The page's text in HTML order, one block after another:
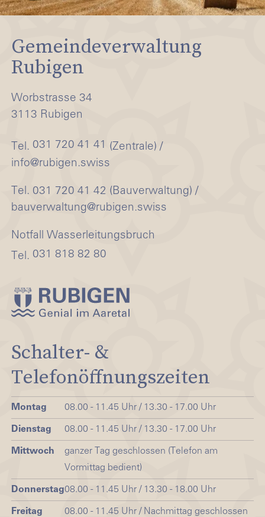
Gemeindeverwaltung
Rubigen
Worbstrasse 34
3113 Rubigen
Tel. 031 720 41 41 (Zentrale) /
info@rubigen.swiss
Tel. 031 720 41 42 (Bauverwaltung) /
bauverwaltung@rubigen.swiss
Notfall Wasserleitungsbruch
Tel. 031 818 82 80
Schalter- &
Telefonöffnungszeiten
Montag 08.00 - 11.45 Uhr / 13.30 - 17.00 Uhr
Dienstag 08.00 - 11.45 Uhr / 13.30 - 17.00 Uhr
Mittwoch
ganzer Tag geschlossen (Telefon am
Vormittag bedient)
Donnerstag08.00 - 11.45 Uhr / 13.30 - 18.00 Uhr
Freitag 08.00 - 11.45 Uhr / Nachmittag geschlossen